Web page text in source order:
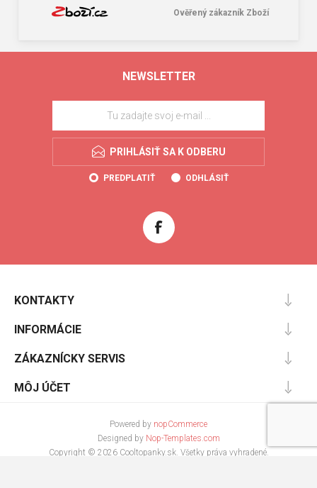
Ověřený zákazník Zboží
NEWSLETTER
PRIHLÁSIŤ SA K ODBERU
PREDPLATIŤ ODHLÁSIŤ
KONTAKTY
INFORMÁCIE
ZÁKAZNÍCKY SERVIS
MÔJ ÚČET
Powered by nopCommerce
Designed by Nop-Templates.com
Copyright © 2026 Cooltopanky.sk. Všetky práva vyhradené.